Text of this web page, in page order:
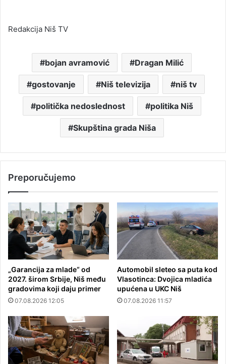
Redakcija Niš TV
bojan avramović Dragan Milić
gostovanje Niš televizija niš tv
politička nedoslednost politika Niš
Skupština grada Niša
Preporučujemo
„Garancija za mlade“ od
2027. širom Srbije, Niš među
gradovima koji daju primer
07.08.2026 12:05
Automobil sleteo sa puta kod
Vlasotinca: Dvojica mladića
upućena u UKC Niš
07.08.2026 11:57